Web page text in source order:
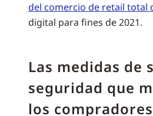
del comercio de retail total
digital para fines de 2021.
Las medidas de
seguridad que
los compradores